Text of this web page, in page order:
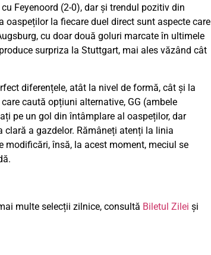
Feyenoord (2-0), dar și trendul pozitiv din
oaspeților la fiecare duel direct sunt aspecte care
cu doar două goluri marcate în ultimele
surpriza la Stuttgart, mai ales văzând cât
diferențele, atât la nivel de formă, cât și la
caută opțiuni alternative, GG (ambele
pe un gol din întâmplare al oaspeților, dar
a gazdelor. Rămâneți atenți la linia
însă, la acest moment, meciul se
multe selecții zilnice, consultă Biletul Zilei și